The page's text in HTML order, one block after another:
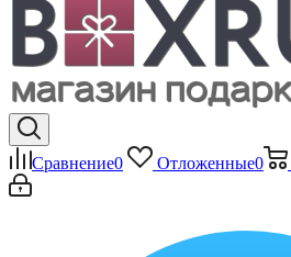
Сравнение0 Отложенные0